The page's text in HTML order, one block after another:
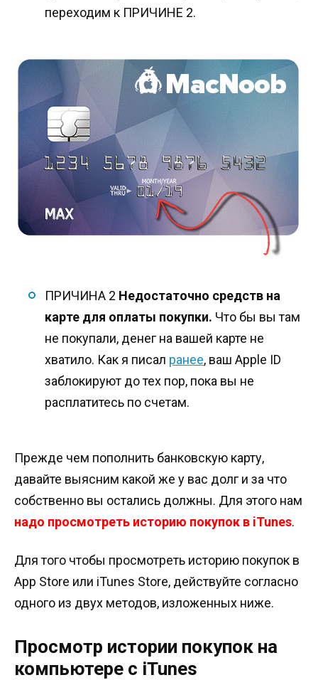
переходим к ПРИЧИНЕ 2.
ПРИЧИНА 2 Недостаточно средств на
карте для оплаты покупки. Что бы вы там
не покупали, денег на вашей карте не
хватило. Как я писал ранее, ваш Apple ID
заблокируют до тех пор, пока вы не
расплатитесь по счетам.
Прежде чем пополнить банковскую карту,
давайте выясним какой же у вас долг и за что
собственно вы остались должны. Для этого нам
надо просмотреть историю покупок в iTunes.
Для того чтобы просмотреть историю покупок в
App Store или iTunes Store, действуйте согласно
одного из двух методов, изложенных ниже.
Просмотр истории покупок на
компьютере с iTunes